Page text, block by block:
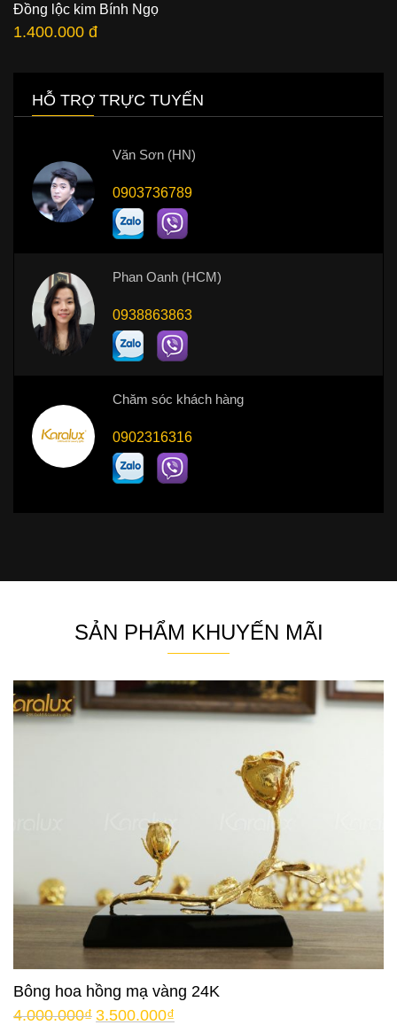
Đồng lộc kim Bính Ngọ
1.400.000 đ
HỖ TRỢ TRỰC TUYẾN
Văn Sơn (HN)
0903736789
Phan Oanh (HCM)
0938863863
Chăm sóc khách hàng
0902316316
SẢN PHẨM KHUYẾN MÃI
Bông hoa hồng mạ vàng 24K
4.000.000₫ 3.500.000₫